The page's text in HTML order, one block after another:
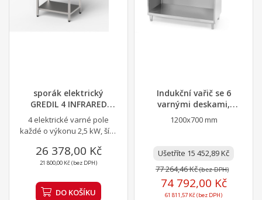
sporák elektrický
GREDIL 4 INFRARED
sklokeramická varná...
4 elektrické varné pole
každé o výkonu 2,5 kW, šíře
26 378,00 Kč
21 800,00 Kč (bez DPH)
DO KOŠÍKU
Indukční vařič se 6
varnými deskami,
HENDI, 400V/25500W,...
1200x700 mm
Ušetříte 15 452,89 Kč
77 264,46 Kč(bez DPH)
74 792,00 Kč
61 811,57 Kč (bez DPH)